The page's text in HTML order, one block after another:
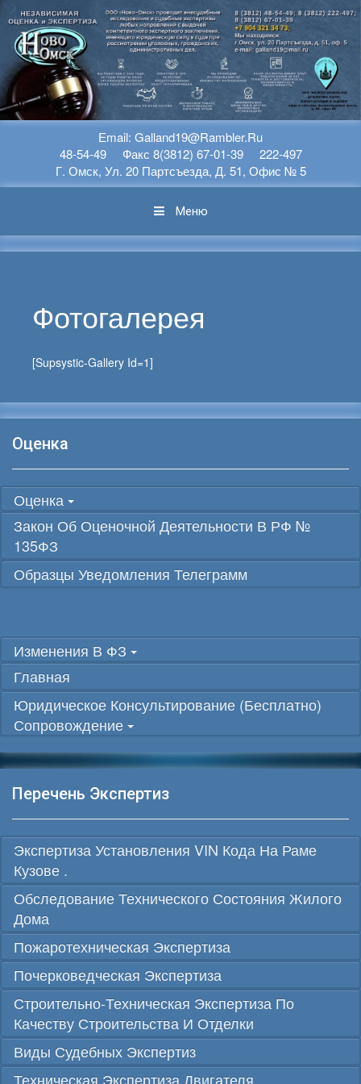
Перейти К Содержимому
Еmail: Galland19@rambler.ru
48-54-49 Факс 8(3812) 67-01-39 222-497
Г. Омск, Ул. 20 Партсъезда, Д. 51, Офис № 5
Меню
Фотогалерея
[supsystic-Gallery Id=1]
Оценка
Оценка
Закон Об Оценочной Деятельности В РФ №
135ФЗ
Образцы Уведомления Телеграмм
Изменения В ФЗ
Главная
Юридическое Консультирование (бесплатно)
Сопровождение
Перечень Экспертиз
Экспертиза Установления VIN Кода На Раме
Кузове .
Обследование Технического Состояния Жилого
Дома
Пожаротехническая Экспертиза
Почерковедческая Экспертиза
Строительно-Техническая Экспертиза По
Качеству Строительства И Отделки
Виды Судебных Экспертиз
Техническая Экспертиза Двигателя